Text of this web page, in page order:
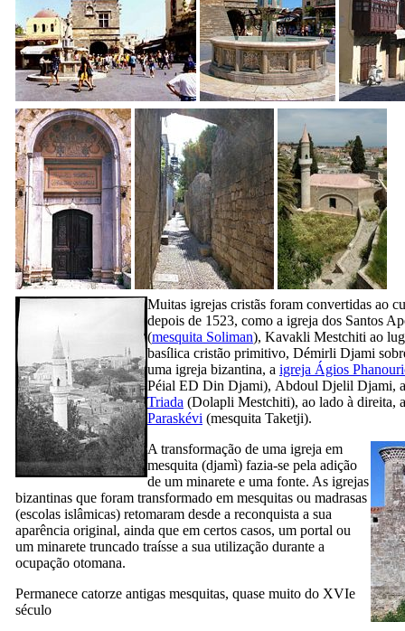
Muitas igrejas cristãs foram convertidas ao
depois de 1523, como a igreja dos Santos
(mesquita Soliman), Kavakli Mestchiti ao
basílica cristão primitivo, Démirli Djami
uma igreja bizantina, a igreja Ágios
Péial ED Din Djami), Abdoul Djelil Djami,
Triada (Dolapli Mestchiti), ao lado à direita,
Paraskévi (mesquita Taketji).
A transformação de uma igreja em
mesquita (djamì) fazia-se pela adição
de um minarete e uma fonte. As igrejas
bizantinas que foram transformado em mesquitas ou madrasas
(escolas islâmicas) retomaram desde a reconquista a sua
aparência original, ainda que em certos casos, um portal ou
um minarete truncado traísse a sua utilização durante a
ocupação otomana.
Permanece catorze antigas mesquitas, quase muito do XVIe
século